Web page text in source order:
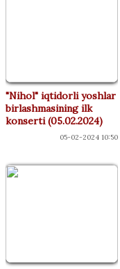
"Nihol" iqtidorli yoshlar
birlashmasining ilk
konserti (05.02.2024)
05-02-2024 10:50